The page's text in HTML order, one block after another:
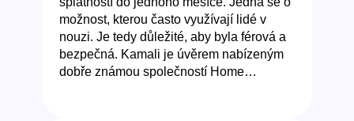
možnost, kterou často využívají lidé v
nouzi. Je tedy důležité, aby byla férová a
bezpečná. Kamali je úvěrem nabízeným
dobře známou společností Home…